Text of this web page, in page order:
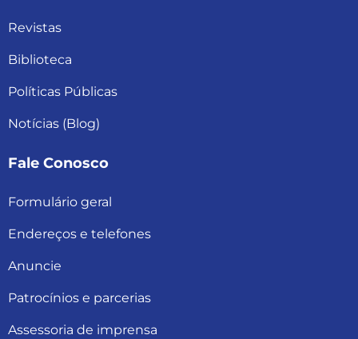
Revistas
Biblioteca
Políticas Públicas
Notícias (Blog)
Fale Conosco
Formulário geral
Endereços e telefones
Anuncie
Patrocínios e parcerias
Assessoria de imprensa